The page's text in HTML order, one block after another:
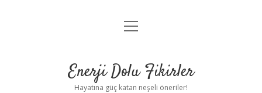
Anasayfa
Yasal Uyarı
menüyü
Enerji Dolu Fikirler
Hayatına güç katan neşeli öneriler!